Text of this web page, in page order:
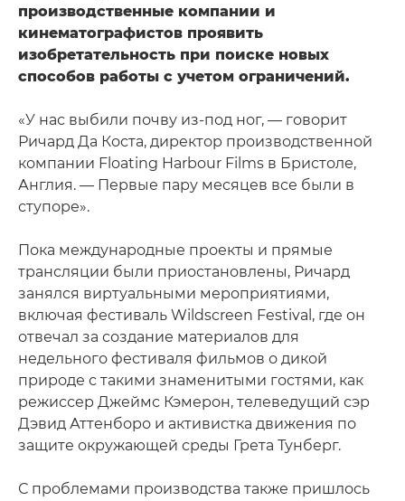
производственные компании и
кинематографистов проявить
изобретательность при поиске новых
способов работы с учетом ограничений.
«У нас выбили почву из-под ног, — говорит
Ричард Да Коста, директор производственной
компании Floating Harbour Films в Бристоле,
Англия. — Первые пару месяцев все были в
ступоре».
Пока международные проекты и прямые
трансляции были приостановлены, Ричард
занялся виртуальными мероприятиями,
включая фестиваль Wildscreen Festival, где он
отвечал за создание материалов для
недельного фестиваля фильмов о дикой
природе с такими знаменитыми гостями, как
режиссер Джеймс Кэмерон, телеведущий сэр
Дэвид Аттенборо и активистка движения по
защите окружающей среды Грета Тунберг.
С проблемами производства также пришлось